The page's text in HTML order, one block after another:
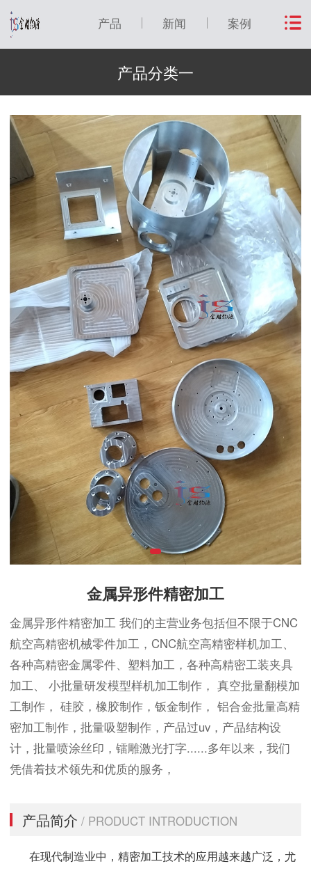
产品 新闻 案例
产品分类一
金属异形件精密加工
金属异形件精密加工 我们的主营业务包括但不限于CNC
航空高精密机械零件加工，CNC航空高精密样机加工、
各种高精密金属零件、塑料加工，各种高精密工装夹具
加工、 小批量研发模型样机加工制作， 真空批量翻模加
工制作， 硅胶，橡胶制作，钣金制作， 铝合金批量高精
密加工制作，批量吸塑制作，产品过uv，产品结构设
计，批量喷涂丝印，镭雕激光打字......多年以来，我们
凭借着技术领先和优质的服务，
产品简介/ PRODUCT INTRODUCTION
在现代制造业中，精密加工技术的应用越来越广泛，尤